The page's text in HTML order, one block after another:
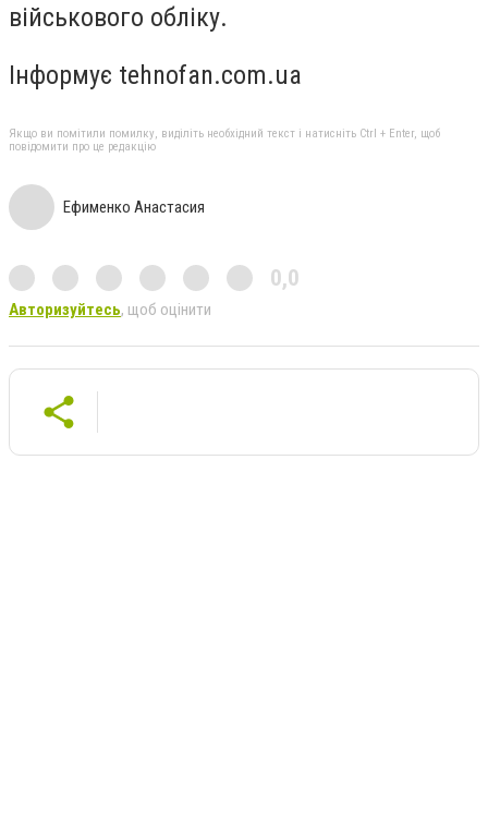
військового обліку.
Інформує tehnofan.com.ua
Якщо ви помітили помилку, виділіть необхідний текст і натисніть Ctrl + Enter, щоб
повідомити про це редакцію
Ефименко Анастасия
0,0
Авторизуйтесь, щоб оцінити